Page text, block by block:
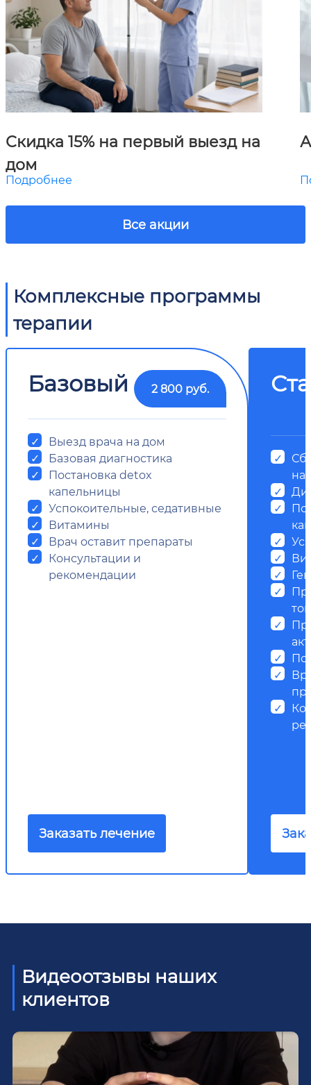
Скидка 15% на первый выезд на
дом
Подробнее
Все акции
Комплексные программы
терапии
Базовый 2 800 руб.
Выезд врача на дом
Базовая диагностика
Постановка detox
капельницы
Успокоительные, седативные
Витамины
Врач оставит препараты
Консультации и
рекомендации
Заказать лечение
на
Видеоотзывы наших
клиентов